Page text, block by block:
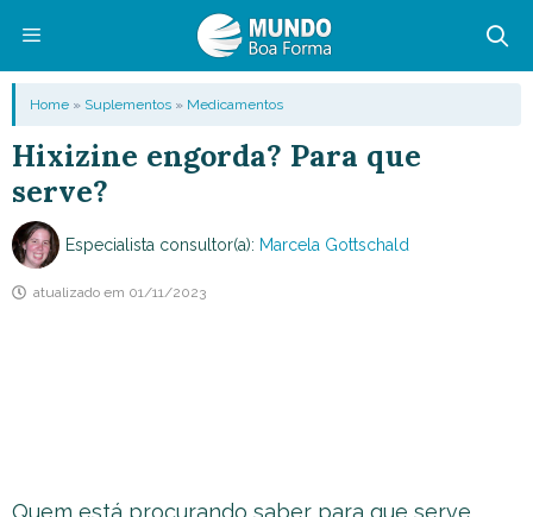
conteúdo
Menu
Home » Suplementos » Medicamentos
Hixizine engorda? Para que
serve?
Especialista consultor(a): Marcela Gottschald
atualizado em 01/11/2023
Quem está procurando saber para que serve